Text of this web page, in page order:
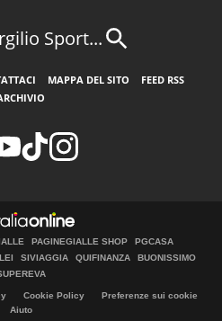
Sport...
MAPPA DEL SITO
FEED RSS
PAGINEGIALLE SHOP
PGCASA
SIVIAGGIA QUIFINANZA
BUONISSIMO
Cookie Policy
Preferenze sui cookie
Aiuto